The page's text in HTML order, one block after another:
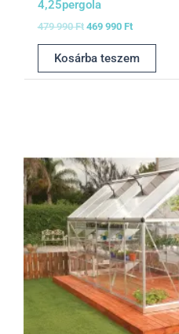
4,25pergola
479 990Ft 469 990 Ft
Kosárba teszem